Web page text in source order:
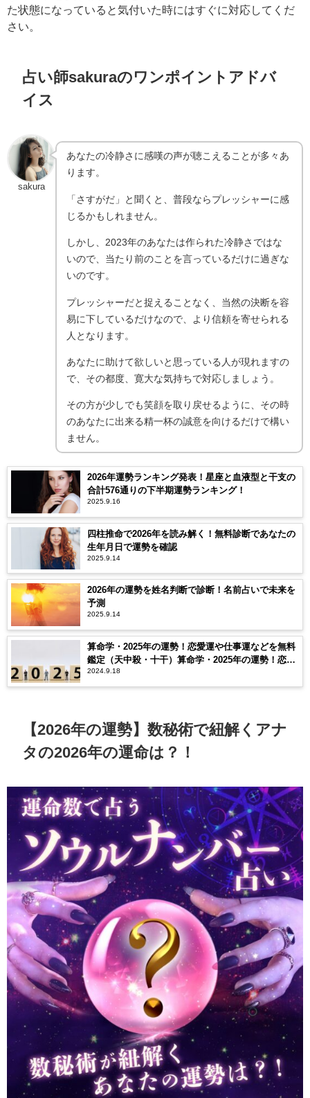
た状態になっていると気付いた時にはすぐに対応してくだ
さい。
占い師sakuraのワンポイントアドバ
イス
sakura
あなたの冷静さに感嘆の声が聴こえることが多々あ
ります。
「さすがだ」と聞くと、普段ならプレッシャーに感
じるかもしれません。
しかし、2023年のあなたは作られた冷静さではな
いので、当たり前のことを言っているだけに過ぎな
いのです。
プレッシャーだと捉えることなく、当然の決断を容
易に下しているだけなので、より信頼を寄せられる
人となります。
あなたに助けて欲しいと思っている人が現れますの
で、その都度、寛大な気持ちで対応しましょう。
その方が少しでも笑顔を取り戻せるように、その時
のあなたに出来る精一杯の誠意を向けるだけで構い
ません。
2026年運勢ランキング発表！星座と血液型と干支の
合計576通りの下半期運勢ランキング！
2025.9.16
四柱推命で2026年を読み解く！無料診断であなたの
生年月日で運勢を確認
2025.9.14
2026年の運勢を姓名判断で診断！名前占いで未来を
予測
2025.9.14
算命学・2025年の運勢！恋愛運や仕事運などを無料
鑑定（天中殺・十干）算命学・2025年の運勢！恋愛
運や仕事運などを無料鑑定（天中殺・十干）
2024.9.18
【2026年の運勢】数秘術で紐解くアナ
タの2026年の運命は？！